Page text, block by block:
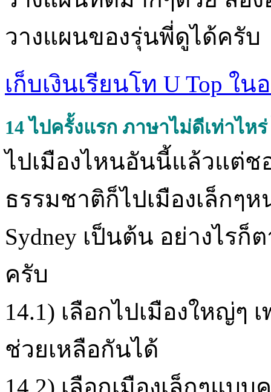
วางแผนของรุ่นพี่ดูได้ครับ
เก็บเงินเรียนโท U Top ใน
14ไปครั้งแรก ภาษาไม่ดีเท่าไห
ไปเมืองไหนอันนี้แล้วแต่ช
ธรรมชาติก็ไปเมืองเล็กๆ
Sydney เป็นต้น อย่างไร
ครับ
14.1) เลือกไปเมืองใหญ่ๆ
ช่วยเหลือกันได้
14.2) เลือกเมืองเล็กๆแบ